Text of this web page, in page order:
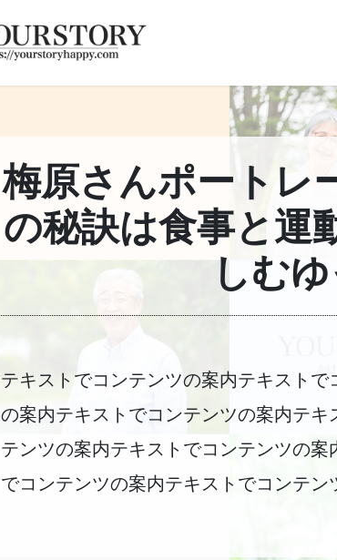
梅原さんポートレ
の秘訣は食事と運
しむ
テキストでコンテンツの案内テキスト
の案内テキストでコンテンツの案内テ
テンツの案内テキストでコンテンツの
でコンテンツの案内テキストでコンテ